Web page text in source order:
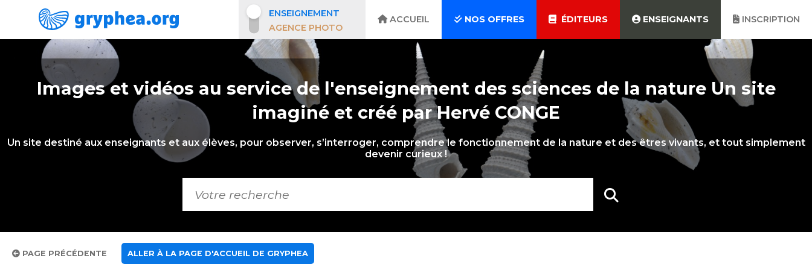
ENSEIGNEMENT
AGENCE PHOTO
ACCUEIL NOS OFFRES ÉDITEURS ENSEIGNANTS INSCRIPTION
Images et vidéos au service de l'enseignement des sciences de la nature Un site
imaginé et créé par Hervé CONGE
Un site destiné aux enseignants et aux élèves, pour observer, s’interroger, comprendre le fonctionnement de la nature et des êtres vivants, et tout simplement
devenir curieux !
PAGE PRÉCÉDENTE ALLER À LA PAGE D'ACCUEIL DE GRYPHEA